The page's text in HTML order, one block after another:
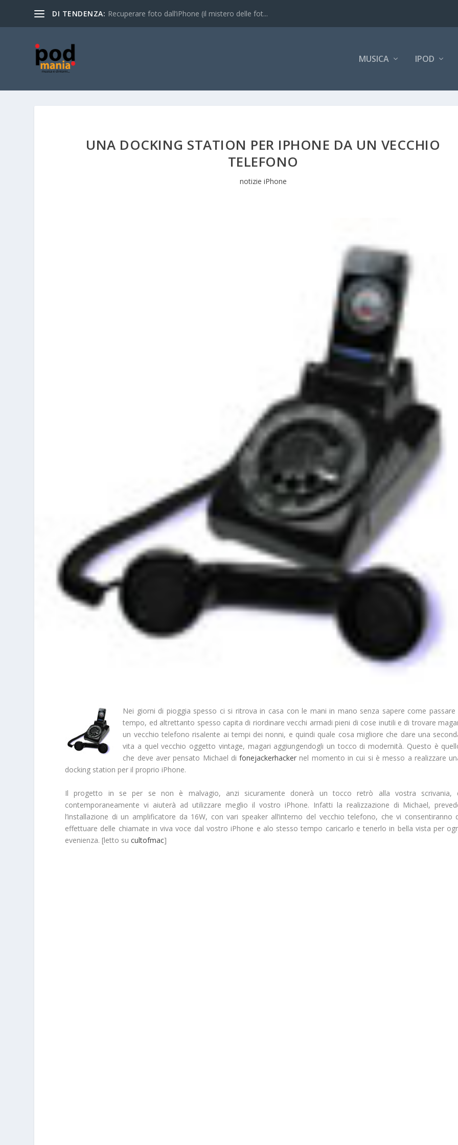
DI TENDENZA: Recuperare foto dall’iPhone (il mistero delle fot...
MUSICA IPOD
UNA DOCKING STATION PER IPHONE DA UN VECCHIO
TELEFONO
notizie iPhone
Nei giorni di pioggia spesso ci si ritrova in casa con le mani in mano senza sapere come passare
tempo, ed altrettanto spesso capita di riordinare vecchi armadi pieni di cose inutili e di trovare
un vecchio telefono risalente ai tempi dei nonni, e quindi quale cosa migliore che dare una
vita a quel vecchio oggetto vintage, magari aggiungendogli un tocco di modernità. Questo è
che deve aver pensato Michael difonejackerhacker nel momento in cui si è messo a realizzare
docking station per il proprio iPhone.
Il progetto in se per se non è malvagio, anzi sicuramente donerà un tocco retrò alla vostra scrivania,
contemporaneamente vi aiuterà ad utilizzare meglio il vostro iPhone. Infatti la realizzazione di Michael,
l’installazione di un amplificatore da 16W, con vari speaker all’interno del vecchio telefono, che vi consentiranno
effettuare delle chiamate in viva voce dal vostro iPhone e alo stesso tempo caricarlo e tenerlo in bella vista per
evenienza. [letto sucultofmac]